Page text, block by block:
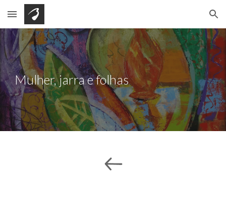
Skip to main content Skip to navigation
Mulher, jarra e folhas